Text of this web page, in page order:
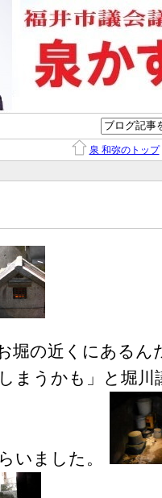
泉 和弥のトップ
堀の近くにある
まうかも」と堀川
いました。